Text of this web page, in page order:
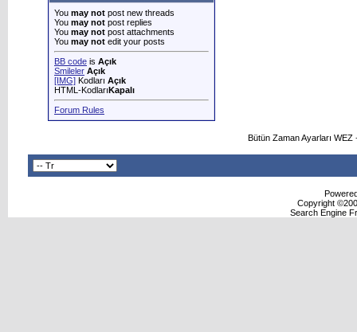
You may not post new threads
You may not post replies
You may not post attachments
You may not edit your posts
BB code is Açık
Smileler Açık
[IMG] Kodları Açık
HTML-KodlarıKapalı
Forum Rules
Bütün Zaman Ayarları
Copyright
Search Engine